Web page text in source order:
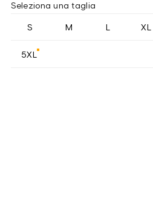
Seleziona una taglia
S M L XL
5XL